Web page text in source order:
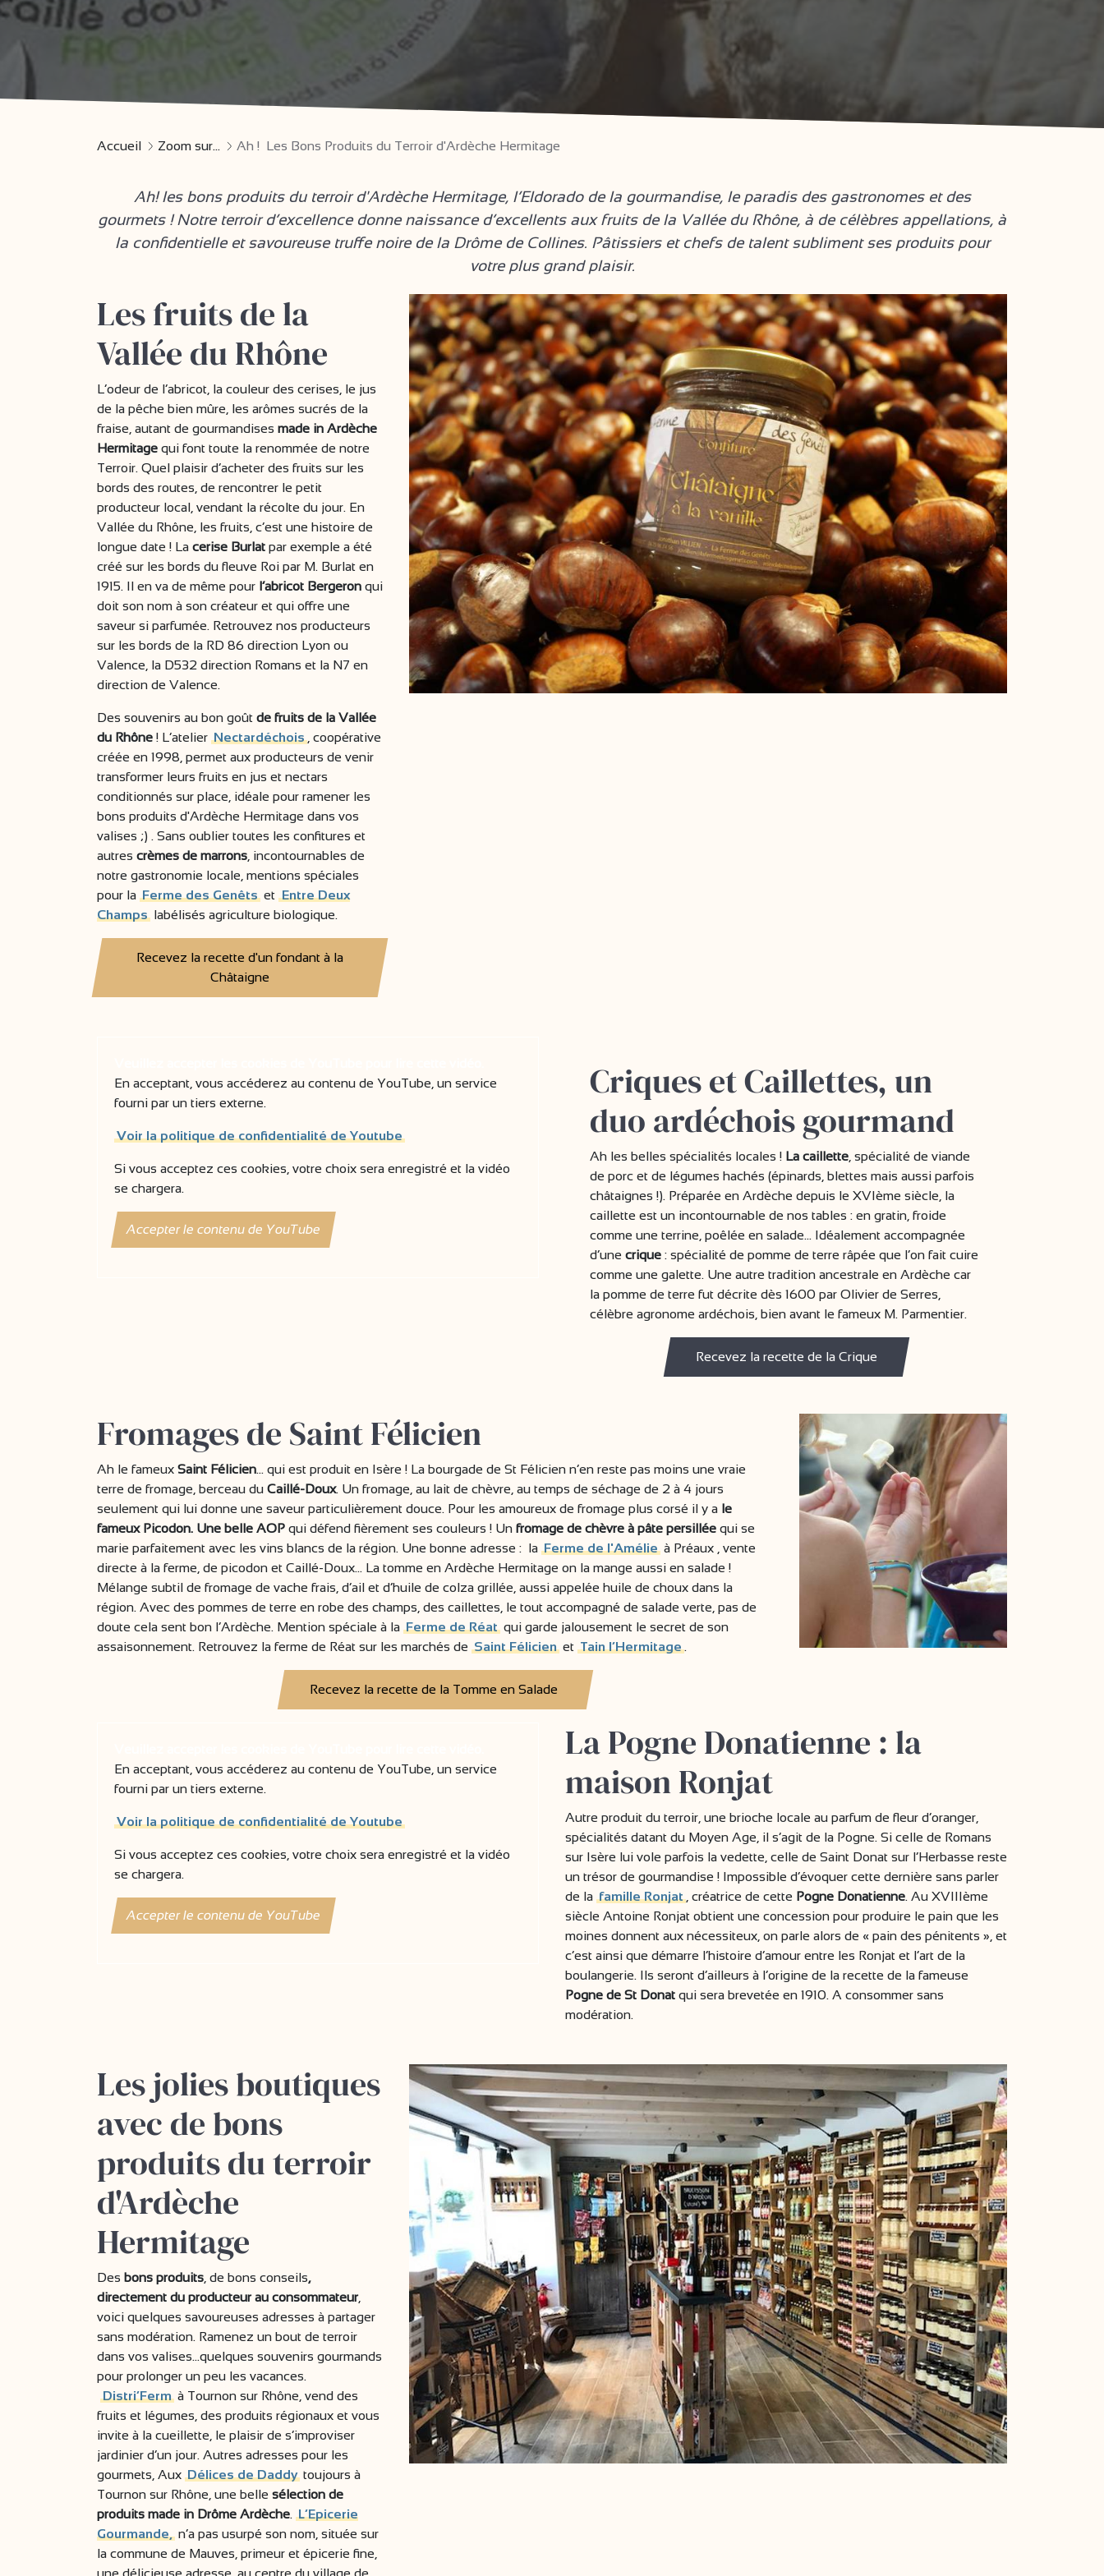
Accueil Zoom sur... Ah ! Les Bons Produits du Terroir d'Ardèche Hermitage
Ah! les bons produits du terroir d'Ardèche Hermitage, l’Eldorado de la gourmandise, le paradis des gastronomes et des
gourmets ! Notre terroir d’excellence donne naissance d’excellents aux fruits de la Vallée du Rhône, à de célèbres appellations, à
la confidentielle et savoureuse truffe noire de la Drôme de Collines. Pâtissiers et chefs de talent subliment ses produits pour
votre plus grand plaisir.
Les fruits de la
Vallée du Rhône
L’odeur de l’abricot, la couleur des cerises, le jus
de la pêche bien mûre, les arômes sucrés de la
fraise, autant de gourmandises made in Ardèche
Hermitage qui font toute la renommée de notre
Terroir. Quel plaisir d’acheter des fruits sur les
bords des routes, de rencontrer le petit
producteur local, vendant la récolte du jour. En
Vallée du Rhône, les fruits, c’est une histoire de
longue date ! La cerise Burlat par exemple a été
créé sur les bords du fleuve Roi par M. Burlat en
1915. Il en va de même pour l’abricot Bergeron qui
doit son nom à son créateur et qui offre une
saveur si parfumée. Retrouvez nos producteurs
sur les bords de la RD 86 direction Lyon ou
Valence, la D532 direction Romans et la N7 en
direction de Valence.
Des souvenirs au bon goût de fruits de la Vallée
du Rhône ! L’atelier Nectardéchois , coopérative
créée en 1998, permet aux producteurs de venir
transformer leurs fruits en jus et nectars
conditionnés sur place, idéale pour ramener les
bons produits d'Ardèche Hermitage dans vos
valises ;) . Sans oublier toutes les confitures et
autres crèmes de marrons , incontournables de
notre gastronomie locale, mentions spéciales
pour la Ferme des Genêts etEntre Deux
Champs labélisés agriculture biologique.
Recevez la recette d'un fondant à la
Châtaigne
En acceptant, vous accéderez au contenu de YouTube, un service
fourni par un tiers externe.
Voir la politique de confidentialité de Youtube
Si vous acceptez ces cookies, votre choix sera enregistré et la vidéo
se chargera.
Accepter le contenu de YouTube
Criques et Caillettes, un
duo ardéchois gourmand
Ah les belles spécialités locales ! La caillette , spécialité de viande
de porc et de légumes hachés (épinards, blettes mais aussi parfois
châtaignes !). Préparée en Ardèche depuis le XVIème siècle, la
caillette est un incontournable de nos tables : en gratin, froide
comme une terrine, poêlée en salade… Idéalement accompagnée
d’une crique : spécialité de pomme de terre râpée que l’on fait cuire
comme une galette. Une autre tradition ancestrale en Ardèche car
la pomme de terre fut décrite dès 1600 par Olivier de Serres,
célèbre agronome ardéchois, bien avant le fameux M. Parmentier.
Recevez la recette de la Crique
Fromages de Saint Félicien
Ah le fameux Saint Félicien... qui est produit en Isère ! La bourgade de St Félicien n’en reste pas moins une vraie
terre de fromage, berceau du Caillé-Doux. Un fromage, au lait de chèvre, au temps de séchage de 2 à 4 jours
seulement qui lui donne une saveur particulièrement douce. Pour les amoureux de fromage plus corsé il y a le
fameux Picodon. Une belle AOP qui défend fièrement ses couleurs ! Un fromage de chèvre à pâte persillée qui se
marie parfaitement avec les vins blancs de la région. Une bonne adresse : la Ferme de l'Amélie à Préaux , vente
directe à la ferme, de picodon et Caillé-Doux... La tomme en Ardèche Hermitage on la mange aussi en salade !
Mélange subtil de fromage de vache frais, d’ail et d’huile de colza grillée, aussi appelée huile de choux dans la
région. Avec des pommes de terre en robe des champs, des caillettes, le tout accompagné de salade verte, pas de
doute cela sent bon l’Ardèche. Mention spéciale à la Ferme de Réat qui garde jalousement le secret de son
assaisonnement. Retrouvez la ferme de Réat sur les marchés de Saint Félicien etTain l’Hermitage.
Recevez la recette de la Tomme en Salade
En acceptant, vous accéderez au contenu de YouTube, un service
fourni par un tiers externe.
Voir la politique de confidentialité de Youtube
Si vous acceptez ces cookies, votre choix sera enregistré et la vidéo
se chargera.
Accepter le contenu de YouTube
La Pogne Donatienne : la
maison Ronjat
Autre produit du terroir, une brioche locale au parfum de fleur d’oranger,
spécialités datant du Moyen Age, il s’agit de la Pogne. Si celle de Romans
sur Isère lui vole parfois la vedette, celle de Saint Donat sur l’Herbasse reste
un trésor de gourmandise ! Impossible d’évoquer cette dernière sans parler
de la famille Ronjat , créatrice de cette Pogne Donatienne. Au XVIIIème
siècle Antoine Ronjat obtient une concession pour produire le pain que les
moines donnent aux nécessiteux, on parle alors de « pain des pénitents », et
c’est ainsi que démarre l’histoire d’amour entre les Ronjat et l’art de la
boulangerie. Ils seront d’ailleurs à l’origine de la recette de la fameuse
Pogne de St Donat qui sera brevetée en 1910. A consommer sans
modération.
Les jolies boutiques
avec de bons
produits du terroir
d'Ardèche
Hermitage
Des bons produits , de bons conseils,
directement du producteur au consommateur,
voici quelques savoureuses adresses à partager
sans modération. Ramenez un bout de terroir
dans vos valises…quelques souvenirs gourmands
pour prolonger un peu les vacances.
Distri’Ferm à Tournon sur Rhône, vend des
fruits et légumes, des produits régionaux et vous
invite à la cueillette, le plaisir de s’improviser
jardinier d’un jour. Autres adresses pour les
gourmets, Aux Délices de Daddy toujours à
Tournon sur Rhône, une belle sélection de
produits made in Drôme Ardèche. L’Epicerie
Gourmande, n’a pas usurpé son nom, située sur
la commune de Mauves, primeur et épicerie fine,
une délicieuse adresse, au centre du village de